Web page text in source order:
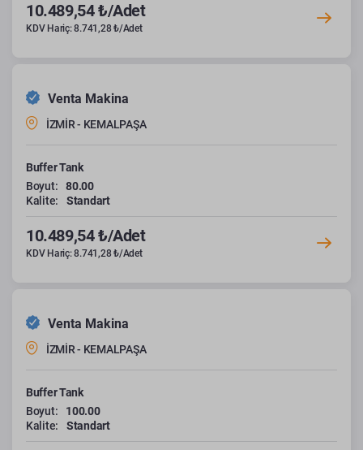
10.489,54 ₺/Adet
KDV Hariç: 8.741,28 ₺/Adet
Venta Makina
İZMİR - KEMALPAŞA
Buffer Tank
Boyut:
80.00
Kalite:
Standart
10.489,54 ₺/Adet
KDV Hariç: 8.741,28 ₺/Adet
Venta Makina
İZMİR - KEMALPAŞA
Buffer Tank
Boyut:
100.00
Kalite:
Standart